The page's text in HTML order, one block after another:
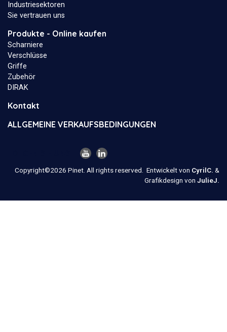
Industriesektoren
Sie vertrauen uns
Produkte - Online kaufen
Scharniere
Verschlüsse
Griffe
Zubehör
DIRAK
Kontakt
ALLGEMEINE VERKAUFSBEDINGUNGEN
Copyright©2026 Pinet. All rights reserved. Entwickelt von CyrilC. &
Grafikdesign von JulieJ.